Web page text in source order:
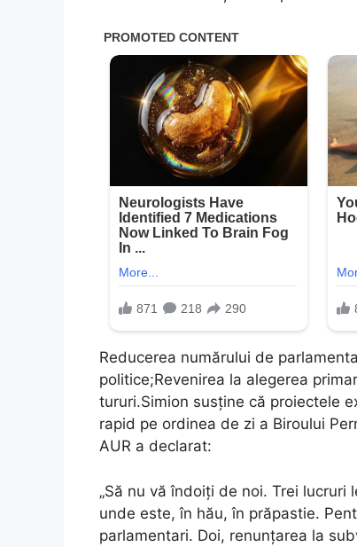
Reducerea numărului de
politice;Revenirea la alegerea
tururi.Simion susține că proiectele
rapid pe ordinea de zi a Biroului
AUR a declarat:
„Să nu vă îndoiți de noi. Trei
unde este, în hău, în prăpastie.
parlamentari. Doi, renunțarea la